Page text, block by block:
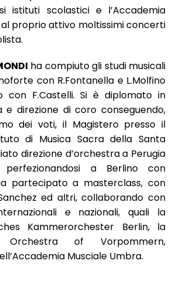
istituti scolastici e l’Accademia
al proprio attivo moltissimi concerti
ha compiuto gli studi musicali
con R.Fontanella e L.Molfino
con F.Castelli. Si è diplomato in
e direzione di coro conseguendo,
dei voti, il Magistero presso il
di Musica Sacra della Santa
direzione d’orchestra a Perugia
perfezionandosi a Berlino con
partecipato a masterclass, con
ed altri, collaborando con
e nazionali, quali la
Kammerorchester Berlin, la
Orchestra of Vorpommern,
Musciale Umbra.